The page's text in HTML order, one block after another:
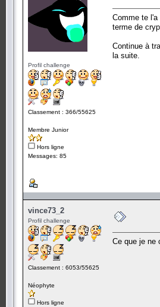
Profil challenge
Classement : 366/55625
Membre Junior
Hors ligne
Messages: 85
Comme te
terme de
Continue à
la suite.
vince73_2
Profil challenge
Classement : 6053/55625
Néophyte
Hors ligne
Ce que je ne